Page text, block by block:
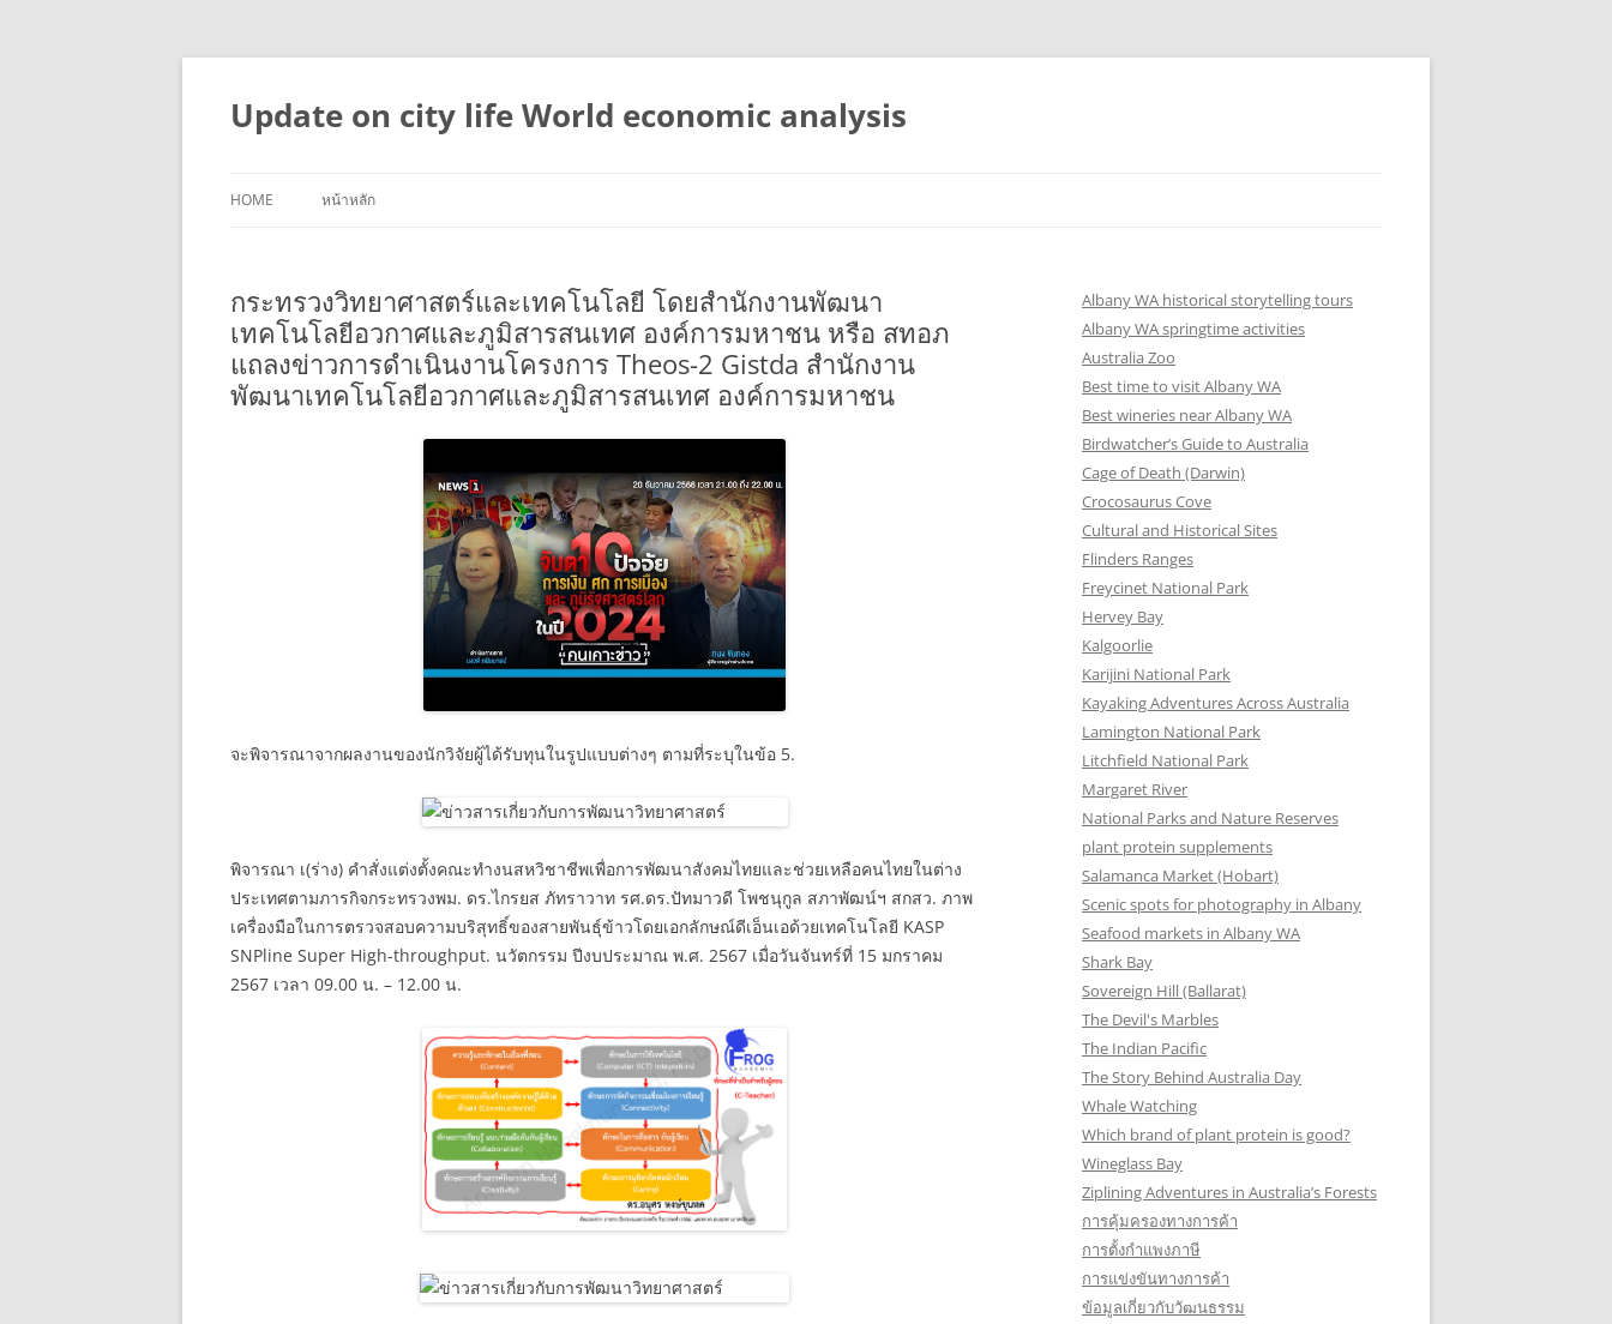
Skip
content
Update on city life World economic analysis
HOME หน้าหลัก
กระทรวงวิทยาศาสตร์และเทคโนโลยี โดยสำนักงานพัฒนา
เทคโนโลยีอวกาศและภูมิสารสนเทศ องค์การมหาชน หรือ สทอภ
แถลงข่าวการดำเนินงานโครงการ Theos-2 Gistda สำนักงาน
พัฒนาเทคโนโลยีอวกาศและภูมิสารสนเทศ องค์การมหาชน
จะพิจารณาจากผลงานของนักวิจัยผู้ได้รับทุนในรูปแบบต่างๆ ตามที่ระบุในข้อ 5.
พิจารณา เ(ร่าง) คำสั่งแต่งตั้งคณะทำงนสหวิชาชีพเพื่อการพัฒนาสังคมไทยและช่วยเหลือคนไทยในต่าง
ประเทศตามภารกิจกระทรวงพม. ดร.ไกรยส ภัทราวาท รศ.ดร.ปัทมาวดี โพชนุกูล สภาพัฒน์ฯ สกสว. ภาพ
เครื่องมือในการตรวจสอบความบริสุทธิ์ของสายพันธุ์ข้าวโดยเอกลักษณ์ดีเอ็นเอด้วยเทคโนโลยี KASP
SNPline Super High-throughput. นวัตกรรม ปีงบประมาณ พ.ศ. 2567 เมื่อวันจันทร์ที่ 15 มกราคม
2567 เวลา 09.00 น. – 12.00 น.
Albany WA historical storytelling tours
Albany WA springtime activities
Australia Zoo
Best time to visit Albany WA
Best wineries near Albany WA
Birdwatcher’s Guide to Australia
Cage of Death (Darwin)
Crocosaurus Cove
Cultural and Historical Sites
Flinders Ranges
Freycinet National Park
Hervey Bay
Kalgoorlie
Karijini National Park
Kayaking Adventures Across Australia
Lamington National Park
Litchfield National Park
Margaret River
National Parks and Nature Reserves
plant protein supplements
Salamanca Market (Hobart)
Scenic spots for photography in Albany
Seafood markets in Albany WA
Shark Bay
Sovereign Hill (Ballarat)
The Devil's Marbles
The Indian Pacific
The Story Behind Australia Day
Whale Watching
Which brand of plant protein is good?
Wineglass Bay
Ziplining Adventures in Australia’s Forests
การคุ้มครองทางการค้า
การตั้งกำแพงภาษี
การแข่งขันทางการค้า
ข้อมูลเกี่ยวกับวัฒนธรรม